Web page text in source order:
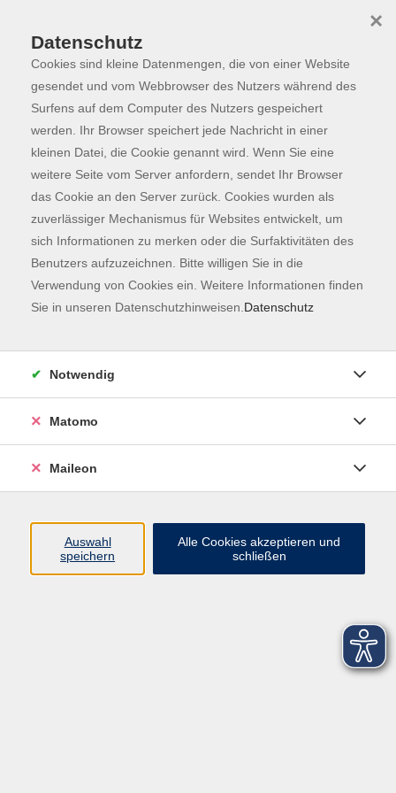
Skip to main content
Programm
Der Kurs konnte nicht gefunden werden.
Kontaktformular
Impressum
AGB
Datenschutzerklärung
Datenschutz
Cookies sind kleine Datenmengen, die von einer Website
gesendet und vom Webbrowser des Nutzers während des
Surfens auf dem Computer des Nutzers gespeichert
werden. Ihr Browser speichert jede Nachricht in einer
kleinen Datei, die Cookie genannt wird. Wenn Sie eine
weitere Seite vom Server anfordern, sendet Ihr Browser
das Cookie an den Server zurück. Cookies wurden als
zuverlässiger Mechanismus für Websites entwickelt, um
sich Informationen zu merken oder die Surfaktivitäten des
Benutzers aufzuzeichnen. Bitte willigen Sie in die
Verwendung von Cookies ein. Weitere Informationen finden
Sie in unseren Datenschutzhinweisen. Datenschutz
×
Notwendig
Matomo
Maileon
Auswahl
speichern
Alle Cookies akzeptieren und
schließen